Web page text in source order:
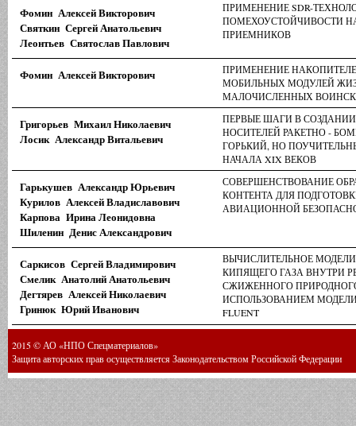
Фомин Алексей Викторович
Святкин Сергей Анатольевич
Леонтьев Святослав Павлович
ПРИМЕНЕНИЕ SDR-
ПОМЕХОУСТОЙЧИВОСТИ
ПРИЕМНИКОВ
Фомин Алексей Викторович
ПРИМЕНЕНИЕ
МОБИЛЬНЫХ МОДУЛЕЙ
МАЛОЧИСЛЕННЫХ
Григорьев Михаил Николаевич
Лосик Александр Витальевич
ПЕРВЫЕ ШАГИ В
НОСИТЕЛЕЙ РАКЕТНО -
ГОРЬКИЙ, НО
НАЧАЛА XIX ВЕКОВ
Гарькушев Александр Юрьевич
Курилов Алексей Владиславович
Карпова Ирина Леонидовна
Шиленин Денис Александрович
СОВЕРШЕНСТВОВАНИЕ
КОНТЕНТА ДЛЯ
АВИАЦИОННОЙ
Саркисов Сергей Владимирович
Смелик Анатолий Анатольевич
Дегтярев Алексей Николаевич
Гринюк Юрий Иванович
ВЫЧИСЛИТЕЛЬНОЕ
КИПЯЩЕГО ГАЗА ВНУТРИ
СЖИЖЕННОГО
ИСПОЛЬЗОВАНИЕМ
FLUENT
2015 © АО «НПО Спецматериалов»
Защита авторских прав осуществляется Законодательством Российской Федерации